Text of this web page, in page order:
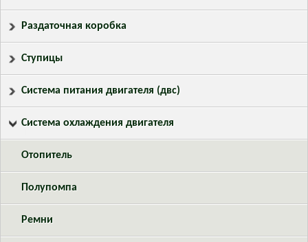
Раздаточная коробка
Ступицы
Система питания двигателя (двс)
Система охлаждения двигателя
Отопитель
Полупомпа
Ремни